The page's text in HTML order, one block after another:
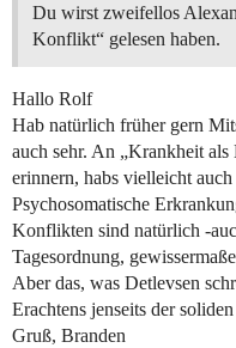
Du wirst zweifellos
Konflikt“ gelesen haben.
Hallo Rolf
Hab natürlich früher gern
auch sehr. An „Krankheit
erinnern, habs vielleicht auch
Psychosomatische
Konflikten sind natürlich -
Tagesordnung,
Aber das, was Detlevsen
Erachtens jenseits der
Gruß, Branden